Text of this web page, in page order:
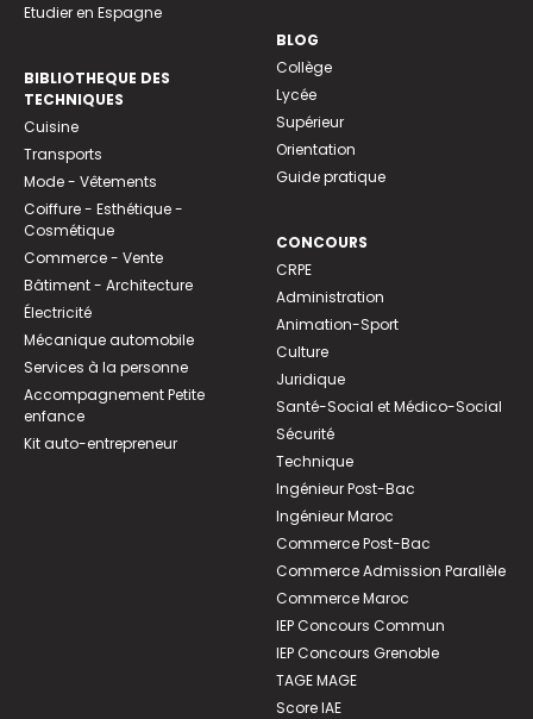
Etudier en Espagne
BIBLIOTHEQUE DES
TECHNIQUES
Cuisine
Transports
Mode - Vêtements
Coiffure - Esthétique -
Cosmétique
Commerce - Vente
Bâtiment - Architecture
Électricité
Mécanique automobile
Services à la personne
Accompagnement Petite
enfance
Kit auto-entrepreneur
BLOG
Collège
Lycée
Supérieur
Orientation
Guide pratique
CONCOURS
CRPE
Administration
Animation-Sport
Culture
Juridique
Santé-Social et Médico-Social
Sécurité
Technique
Ingénieur Post-Bac
Ingénieur Maroc
Commerce Post-Bac
Commerce Admission Parallèle
Commerce Maroc
IEP Concours Commun
IEP Concours Grenoble
TAGE MAGE
Score IAE